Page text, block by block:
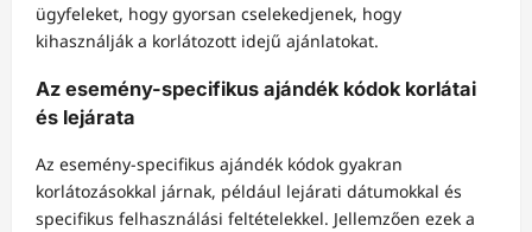
ügyfeleket, hogy gyorsan cselekedjenek, hogy
kihasználják a korlátozott idejű ajánlatokat.
Az esemény-specifikus ajándék kódok korlátai
és lejárata
Az esemény-specifikus ajándék kódok gyakran
korlátozásokkal járnak, például lejárati dátumokkal és
specifikus felhasználási feltételekkel. Jellemzően ezek a